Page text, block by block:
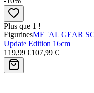
Plus que 1 !
FigurinesMETAL GEAR
Update Edition 16cm
119,99 €107,99 €